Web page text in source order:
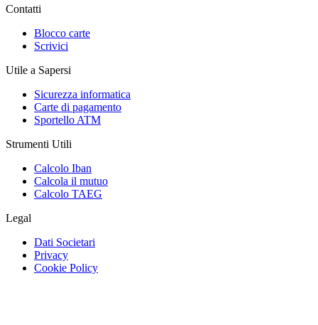
Contatti
Blocco carte
Scrivici
Utile a Sapersi
Sicurezza informatica
Carte di pagamento
Sportello ATM
Strumenti Utili
Calcolo Iban
Calcola il mutuo
Calcolo TAEG
Legal
Dati Societari
Privacy
Cookie Policy